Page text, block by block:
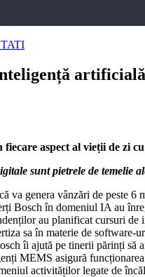
aspect al vieții de zi
sunt pietrele de temelie
va genera vânzări de peste
Bosch în domeniul IA au
au planificat cursuri
sa în materie de
îi ajută pe tinerii părinți să
MEMS asigură
activităților legate de